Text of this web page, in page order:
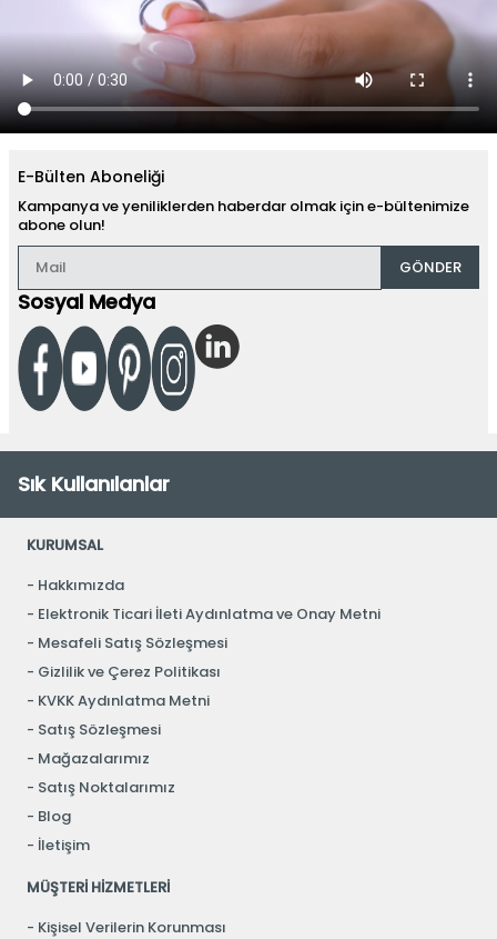
E-Bülten Aboneliği
Kampanya ve yeniliklerden haberdar olmak için e-bültenimize
abone olun!
GÖNDER
Sosyal Medya
Sık Kullanılanlar
KURUMSAL
Hakkımızda
Elektronik Ticari İleti Aydınlatma ve Onay Metni
Mesafeli Satış Sözleşmesi
Gizlilik ve Çerez Politikası
KVKK Aydınlatma Metni
Satış Sözleşmesi
Mağazalarımız
Satış Noktalarımız
Blog
İletişim
MÜŞTERİ HİZMETLERİ
Kişisel Verilerin Korunması